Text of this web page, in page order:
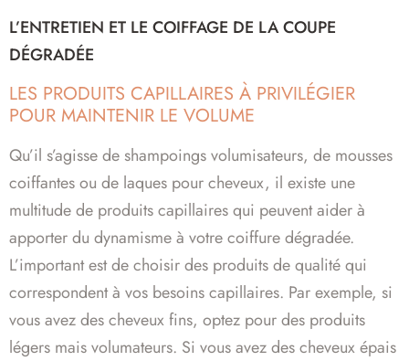
L’ENTRETIEN ET LE COIFFAGE DE LA COUPE
DÉGRADÉE
LES PRODUITS CAPILLAIRES À PRIVILÉGIER
POUR MAINTENIR LE VOLUME
Qu’il s’agisse de shampoings volumisateurs, de mousses
coiffantes ou de laques pour cheveux, il existe une
multitude de produits capillaires qui peuvent aider à
apporter du dynamisme à votre coiffure dégradée.
L’important est de choisir des produits de qualité qui
correspondent à vos besoins capillaires. Par exemple, si
vous avez des cheveux fins, optez pour des produits
légers mais volumateurs. Si vous avez des cheveux épais